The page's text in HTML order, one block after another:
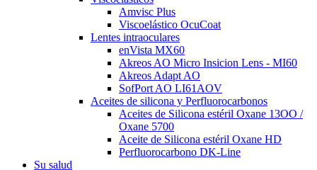
Amvisc Plus
Viscoelástico OcuCoat
Lentes intraoculares
enVista MX60
Akreos AO Micro Insicion Lens - MI60
Akreos Adapt AO
SofPort AO LI61AOV
Aceites de silicona y Perfluorocarbonos
Aceites de Silicona estéril Oxane 13OO /
Oxane 5700
Aceite de Silicona estéril Oxane HD
Perfluorocarbono DK-Line
Su salud